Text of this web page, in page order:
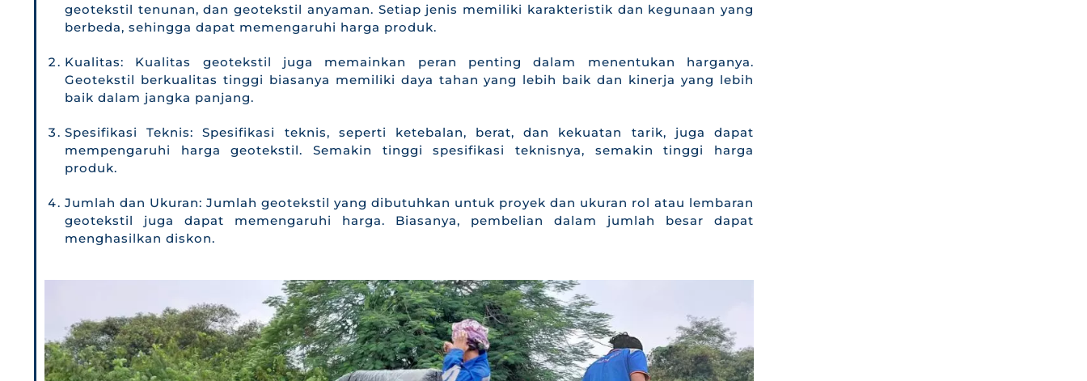
geotekstil tenunan, dan geotekstil anyaman. Setiap jenis memiliki karakteristik dan kegunaan yang
berbeda, sehingga dapat memengaruhi harga produk.
Kualitas: Kualitas geotekstil juga memainkan peran penting dalam menentukan harganya.
Geotekstil berkualitas tinggi biasanya memiliki daya tahan yang lebih baik dan kinerja yang lebih
baik dalam jangka panjang.
Spesifikasi Teknis: Spesifikasi teknis, seperti ketebalan, berat, dan kekuatan tarik, juga dapat
mempengaruhi harga geotekstil. Semakin tinggi spesifikasi teknisnya, semakin tinggi harga
produk.
Jumlah dan Ukuran: Jumlah geotekstil yang dibutuhkan untuk proyek dan ukuran rol atau lembaran
geotekstil juga dapat memengaruhi harga. Biasanya, pembelian dalam jumlah besar dapat
menghasilkan diskon.